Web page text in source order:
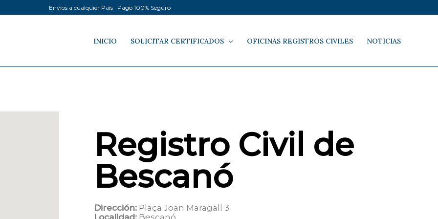
Envíos a cualquier País · Pago 100% Seguro
INICIO SOLICITAR CERTIFICADOS OFICINAS REGISTROS CIVILES NOTICIAS
Registro Civil de
Bescanó
Dirección: Plaça Joan Maragall 3
Localidad: Bescanó